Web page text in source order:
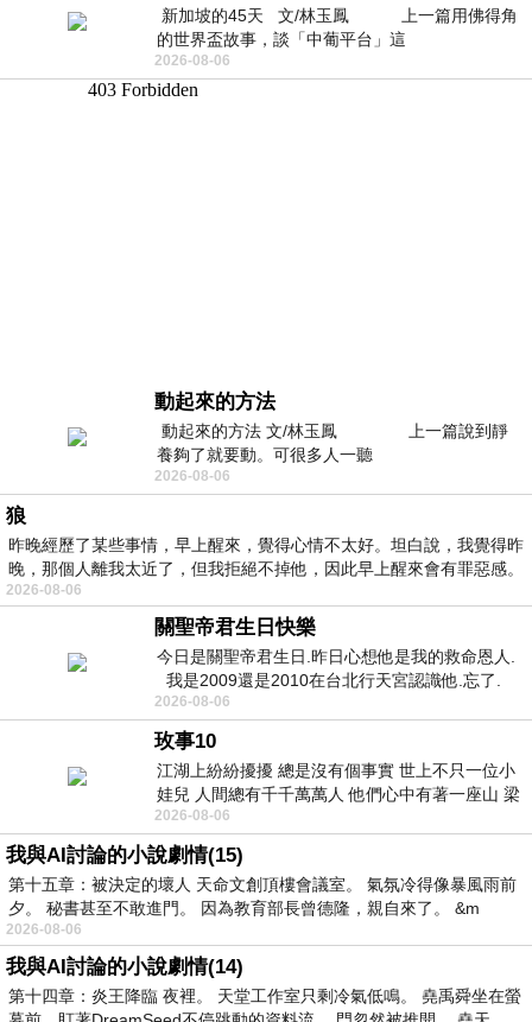
新加坡的45天 文/林玉鳳 上一篇用佛得角
的世界盃故事，談「中葡平台」這
2026-08-06
動起來的方法
動起來的方法 文/林玉鳳 上一篇說到靜
養夠了就要動。可很多人一聽
2026-08-06
狼
昨晚經歷了某些事情，早上醒來，覺得心情不太好。坦白說，我覺得昨
晚，那個人離我太近了，但我拒絕不掉他，因此早上醒來會有罪惡感。
2026-08-06
關聖帝君生日快樂
今日是關聖帝君生日.昨日心想他是我的救命恩人.
我是2009還是2010在台北行天宮認識他.忘了.
一個奇摩交友的網友學
2026-08-06
玫事10
江湖上紛紛擾擾 總是沒有個事實 世上不只一位小
娃兒 人間總有千千萬萬人 他們心中有著一座山 梁
山佛山泰華衡恆嵩 一山之高
2026-08-06
我與AI討論的小說劇情(15)
第十五章：被決定的壞人 天命文創頂樓會議室。 氣氛冷得像暴風雨前
夕。 秘書甚至不敢進門。 因為教育部長曾德隆，親自來了。 &m
2026-08-06
我與AI討論的小說劇情(14)
第十四章：炎王降臨 夜裡。 天堂工作室只剩冷氣低鳴。 堯禹舜坐在螢